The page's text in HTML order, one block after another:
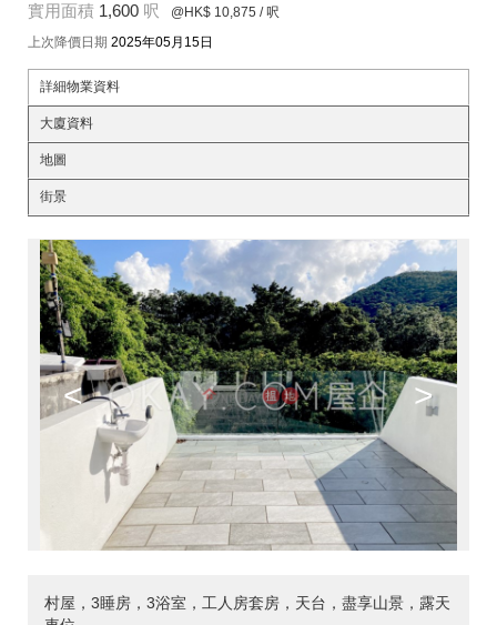
實用面積 1,600 呎 @HK$ 10,875 / 呎
上次降價日期 2025年05月15日
詳細物業資料
大廈資料
地圖
街景
< >
村屋，3睡房，3浴室，工人房套房，天台，盡享山景，露天